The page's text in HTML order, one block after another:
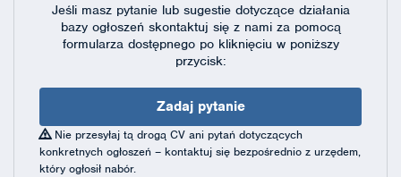
Jeśli masz pytanie lub sugestie dotyczące działania
bazy ogłoszeń skontaktuj się z nami za pomocą
formularza dostępnegopo kliknięciu w poniższy
przycisk:
Zadaj pytanie
Nie przesyłaj tą drogą CV ani pytań dotyczących
konkretnych ogłoszeń – kontaktuj się bezpośrednio z urzędem,
który ogłosił nabór.